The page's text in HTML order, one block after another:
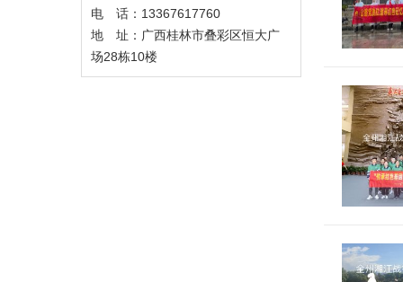
电 话：13367617760
地 址：广西桂林市叠彩区恒大广
场28栋10楼